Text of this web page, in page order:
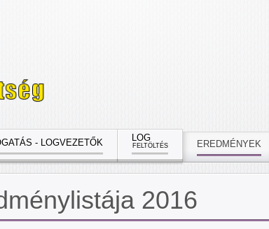
- LOGVEZETŐK LOG
FELTÖLTÉS EREDMÉNYEK
2016